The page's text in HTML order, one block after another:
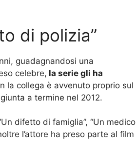
di polizia”
guadagnandosi una
celebre, la serie gli ha
la collega è avvenuto proprio sul
a termine nel 2012.
difetto di famiglia”, “Un medico
l’attore ha preso parte al film